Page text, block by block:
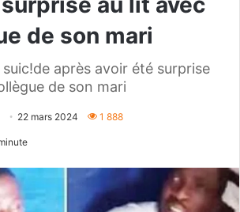
de son mari
après avoir été surprise
de son mari
22 mars 2024 1 888